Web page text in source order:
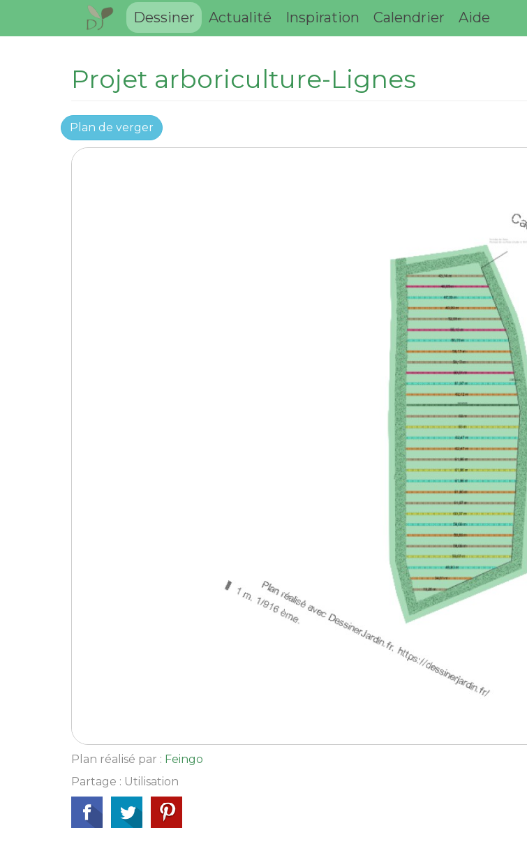
Dessiner Actualité Inspiration Calendrier Aide
Projet arboriculture-Lignes
Plan de verger
Plan réalisé par : Feingo
Partage : Utilisation